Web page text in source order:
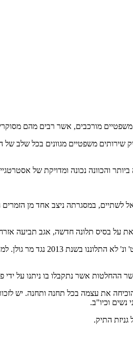
משפטיים מורכבים, אשר רבים מהם
שירותים משפטיים מגוונים בכל שלב של
והכוונה נכונה ומדויקת של
במסגרתה ניצב אחד מן הזמרים
בסיס תלונה חדשה, אגב תביעה
ההחלטות אשר נתקבלו בו ניתנו על
את עצמה בכל תחנה ותחנה. יש לזכור
נשים וכיו"ב.
התיק.